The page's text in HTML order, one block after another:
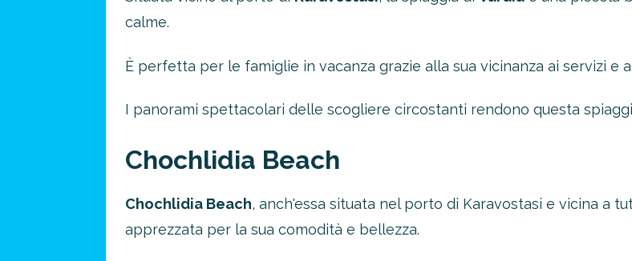
calme.
È perfetta per le famiglie in vacanza grazie alla sua vicinanza ai servizi e
I panorami spettacolari delle scogliere circostanti rendono questa
Chochlidia Beach
Chochlidia Beach, anch'essa situata nel porto di Karavostasi e vicina a
apprezzata per la sua comodità e bellezza.